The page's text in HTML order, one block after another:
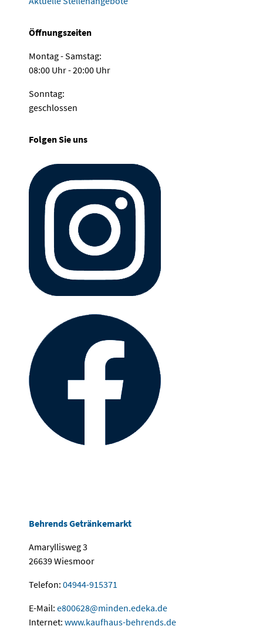
Öffnungszeiten
Montag - Samstag:
08:00 Uhr - 20:00 Uhr
Sonntag:
geschlossen
Folgen Sie uns
Behrends Getränkemarkt
Amaryllisweg 3
26639 Wiesmoor
Telefon: 04944-915371
E-Mail: e800628@minden.edeka.de
Internet: www.kaufhaus-behrends.de